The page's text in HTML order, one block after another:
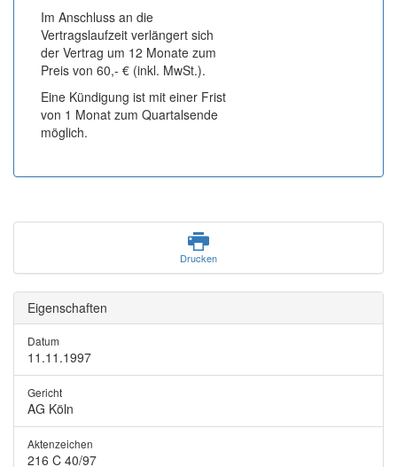
Im Anschluss an die
Vertragslaufzeit verlängert sich
der Vertrag um 12 Monate zum
Preis von 60,- € (inkl. MwSt.).
Eine Kündigung ist mit einer Frist
von 1 Monat zum Quartalsende
möglich.
Drucken
Eigenschaften
Datum
11.11.1997
Gericht
AG Köln
Aktenzeichen
216 C 40/97